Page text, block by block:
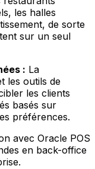
les halles
de sorte
sur un seul
: La
les outils de
les clients
basés sur
préférences.
avec Oracle POS
en back-office